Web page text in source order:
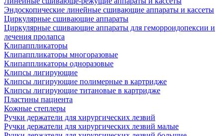
Эндоскопические линейные сшивающие аппараты и кассеты
Циркулярные сшивающие аппараты
Циркулярные сшивающие аппараты для геморроидопексии и
лечения пролапса
Клипаппликаторы
Клипаппликаторы многоразовые
Клипаппликаторы одноразовые
Клипсы лигирующие
Клипсы лигирующие полимерные в картридже
Клипсы лигирующие титановые в картридже
Пластины пациента
Кожные степлеры
Ручки держатели для хирургических лезвий
Ручки держатели для хирургических лезвий малые